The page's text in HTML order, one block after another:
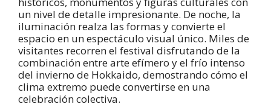
un nivel de detalle impresionante. De noche, la
iluminación realza las formas y convierte el
espacio en un espectáculo visual único. Miles de
visitantes recorren el festival disfrutando de la
combinación entre arte efímero y el frío intenso
del invierno de Hokkaido, demostrando cómo el
clima extremo puede convertirse en una
celebración colectiva.